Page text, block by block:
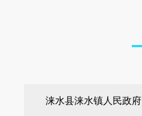
涞水县涞水镇人民政府